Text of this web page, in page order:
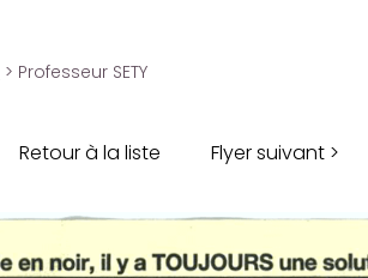
> Professeur SETY
Retour à la liste Flyer suivant >